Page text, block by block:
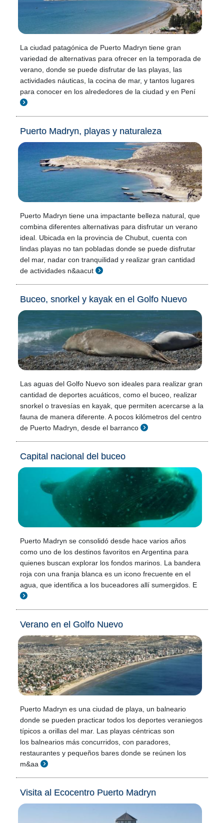
La ciudad patagónica de Puerto Madryn tiene gran
variedad de alternativas para ofrecer en la temporada de
verano, donde se puede disfrutar de las playas, las
actividades náuticas, la cocina de mar, y tantos lugares
para conocer en los alrededores de la ciudad y en Pení
Puerto Madryn, playas y naturaleza
Puerto Madryn tiene una impactante belleza natural, que
combina diferentes alternativas para disfrutar un verano
ideal. Ubicada en la provincia de Chubut, cuenta con
lindas playas no tan pobladas donde se puede disfrutar
del mar, nadar con tranquilidad y realizar gran cantidad
de actividades n&aacut
Buceo, snorkel y kayak en el Golfo Nuevo
Las aguas del Golfo Nuevo son ideales para realizar gran
cantidad de deportes acuáticos, como el buceo, realizar
snorkel o travesías en kayak, que permiten acercarse a la
fauna de manera diferente. A pocos kilómetros del centro
de Puerto Madryn, desde el barranco
Capital nacional del buceo
Puerto Madryn se consolidó desde hace varios años
como uno de los destinos favoritos en Argentina para
quienes buscan explorar los fondos marinos. La bandera
roja con una franja blanca es un icono frecuente en el
agua, que identifica a los buceadores allí sumergidos. E
Verano en el Golfo Nuevo
Puerto Madryn es una ciudad de playa, un balneario
donde se pueden practicar todos los deportes veraniegos
típicos a orillas del mar. Las playas céntricas son
los balnearios más concurridos, con paradores,
restaurantes y pequeños bares donde se reúnen los
m&aa
Visita al Ecocentro Puerto Madryn